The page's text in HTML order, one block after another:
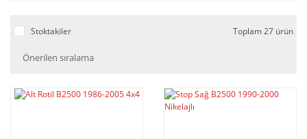
Stoktakiler Toplam 27 ürün